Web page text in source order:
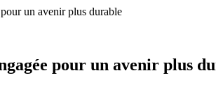
un avenir plus durable
pour un avenir plus